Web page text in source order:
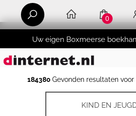
Uw eigen Boxmeerse
0
184380 Gevonden resultaten voor
KIND EN